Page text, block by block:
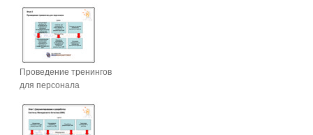
Проведение тренингов
для персонала